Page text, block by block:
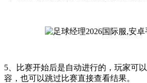
5、比赛开始后是自动进行的，玩家可
容，也可以跳过比赛直接查看结果。